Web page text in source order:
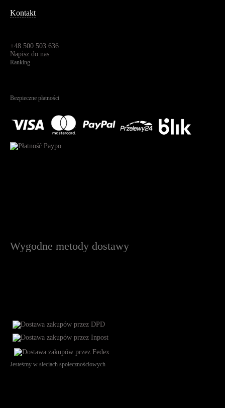
Kontakt
+48 500 503 636
Napisz do nas
Ranking
Bezpieczne płatności
Wygodne metody dostawy
Jesteśmy w sieciach społecznościowych